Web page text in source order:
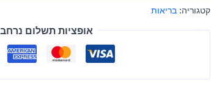
קטגוריה: בריאות
אופציות תשלום